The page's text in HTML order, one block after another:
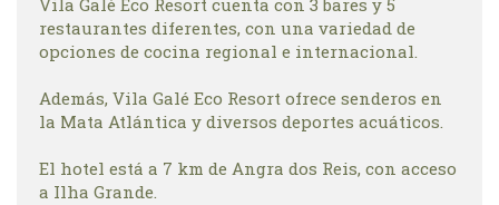
Vila Galé Eco Resort cuenta con 3 bares y 5
restaurantes diferentes, con una variedad de
opciones de cocina regional e internacional.
Además, Vila Galé Eco Resort ofrece senderos en
la Mata Atlántica y diversos deportes acuáticos.
El hotel está a 7 km de Angra dos Reis, con acceso
a Ilha Grande.